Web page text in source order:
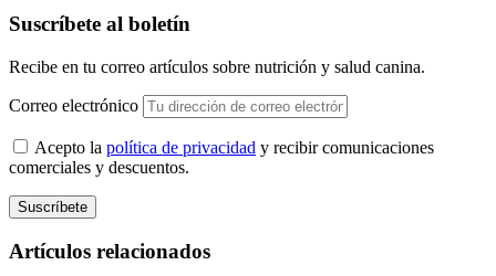
Suscríbete al boletín
Recibe en tu correo artículos sobre nutrición y salud canina.
Correo electrónico
Acepto la política de privacidad y recibir comunicaciones
comerciales y descuentos.
Suscríbete
Artículos relacionados